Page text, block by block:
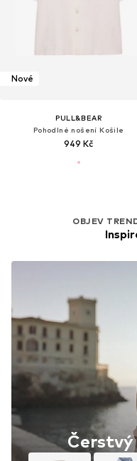
Nové
PULL&BEAR
Pohodlné nošení Košile
949 Kč
OBJEV